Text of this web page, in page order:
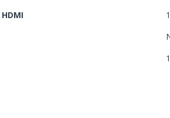
1